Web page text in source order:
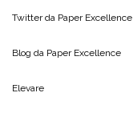
Twitter da Paper Excellence
Blog da Paper Excellence
Elevare